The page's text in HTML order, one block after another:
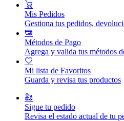
Mis Pedidos
Gestiona tus pedidos,
Métodos de Pago
Agrega y valida tus métodos
Mi lista de Favoritos
Guarda y revisa tus productos
Sigue tu pedido
Revisa el estado actual de tu